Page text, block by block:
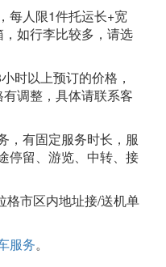
每人限1件托运长+宽
如行李比较多，请选
时以上预订的价格，
调整，具体请联系客
，有固定服务时长，服
停留、游览、中转、接
格市区内地址接/送机单
服务。